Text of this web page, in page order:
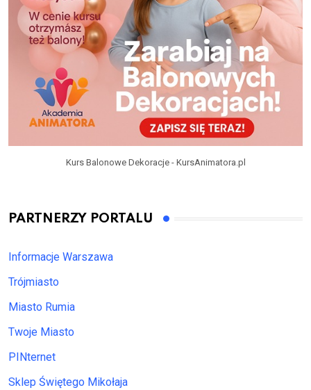
Kurs Balonowe Dekoracje - KursAnimatora.pl
PARTNERZY PORTALU
Informacje Warszawa
Trójmiasto
Miasto Rumia
Twoje Miasto
PINternet
Sklep Świętego Mikołaja